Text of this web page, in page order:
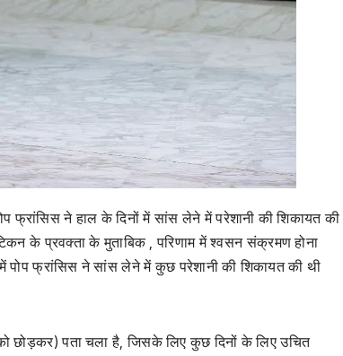
फ्रांसिस ने हाल के दिनों में सांस लेने में परेशानी की शिकायत की
के प्रवक्ता के मुताबिक , परिणाम में श्वसन संक्रमण होना
पोप फ्रांसिस ने सांस लेने में कुछ परेशानी की शिकायत की थी
पता चला है, जिसके लिए कुछ दिनों के लिए उचित